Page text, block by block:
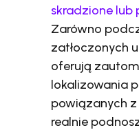
skradzione
Zarówno
zatłoczonych
oferują
lokalizowania
powiązanych
realnie